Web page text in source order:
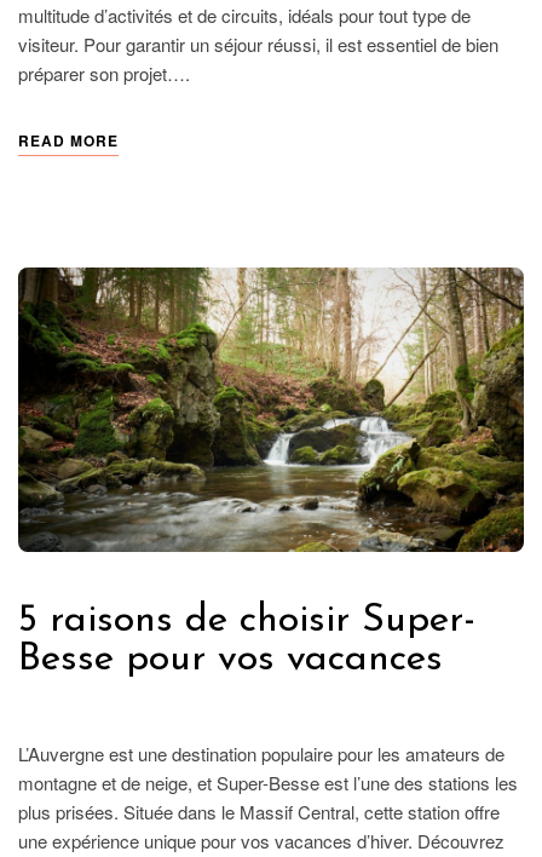
multitude d’activités et de circuits, idéals pour tout type de
visiteur. Pour garantir un séjour réussi, il est essentiel de bien
préparer son projet….
READ MORE
5 raisons de choisir Super-
Besse pour vos vacances
L’Auvergne est une destination populaire pour les amateurs de
montagne et de neige, et Super-Besse est l’une des stations les
plus prisées. Située dans le Massif Central, cette station offre
une expérience unique pour vos vacances d’hiver. Découvrez